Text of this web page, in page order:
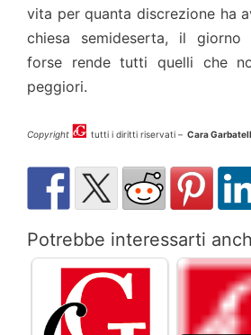
vita per quanta discrezione ha
chiesa semideserta, il giorno
forse rende tutti quelli che
peggiori.
Copyright tutti i diritti riservati – Cara
Potrebbe interessarti